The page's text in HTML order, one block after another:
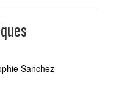
Sanchez